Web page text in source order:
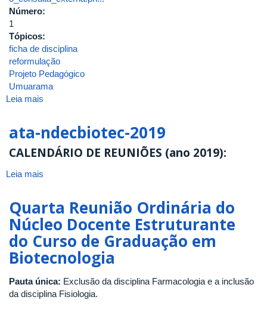
Número:
1
Tópicos:
ficha de disciplina
reformulação
Projeto Pedagógico
Umuarama
Leia mais
Reunião
Ordinária
do
Curso
de
Graduação
em
Biotecnologia
ata-ndecbiotec-2019
CALENDÁRIO DE REUNIÕES (ano 2019):
Leia mais
2019
Quarta Reunião Ordinária do
Núcleo Docente Estruturante
do Curso de Graduação em
Biotecnologia
Pauta única: Exclusão da disciplina Farmacologia e a inclusão
da disciplina Fisiologia.